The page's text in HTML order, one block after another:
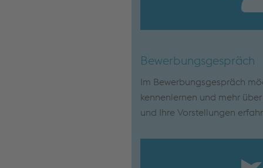
Bewerbungsgespräch
Im Bewerbungsgespräch
kennenlernen und mehr
und Ihre Vorstellungen